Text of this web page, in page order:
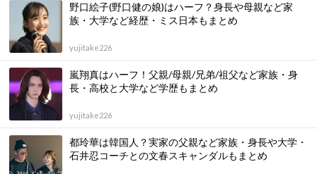
野口絵子(野口健の娘)はハーフ？身長や母親など家
族・大学など経歴・ミス日本もまとめ
yujitake226
嵐翔真はハーフ！父親/母親/兄弟/祖父など家族・身
長・高校と大学など学歴もまとめ
yujitake226
都玲華は韓国人？実家の父親など家族・身長や大学・
石井忍コーチとの文春スキャンダルもまとめ